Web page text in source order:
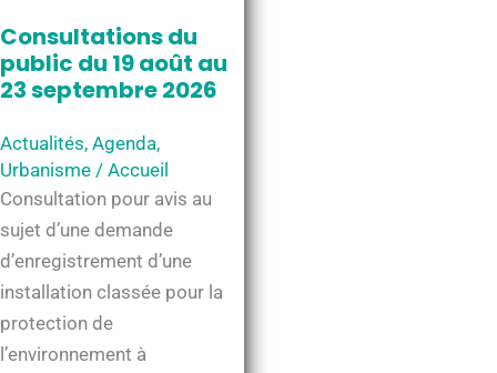
Consultations du
public du 19 août au
23 septembre 2026
Actualités, Agenda,
Urbanisme / Accueil
Consultation pour avis au
sujet d’une demande
d’enregistrement d’une
installation classée pour la
protection de
l’environnement à